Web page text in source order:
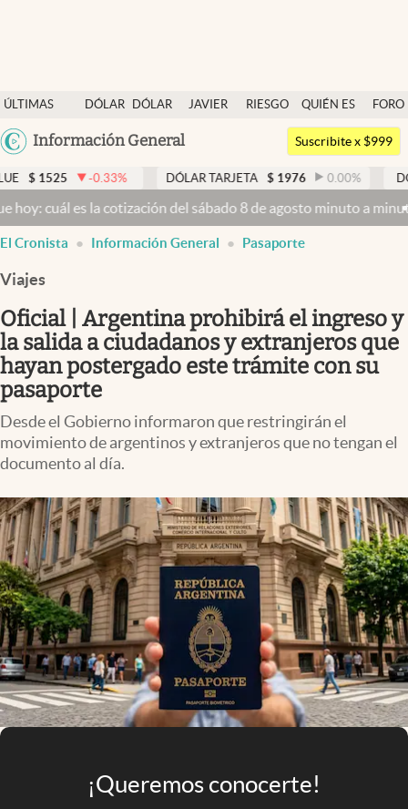
ÚLTIMAS
NOTICIAS
DÓLAR
DÓLAR
JAVIER
RIESGO
QUIÉN ES
QUIÉN
FORO
Argentina
México
Información General
Dólar
Members
Economía y Política
Finanzas y Mercados
Mercados Online
Negocios
Columnistas
Otras secciones
Apertura
Infotechnology
Clase
Mundial 2026
Eventos Corporativos
El Cronista Studio
Mediakit
abre en nueva pestaña
Argentina
Suscribite x $999
% DÓLAR TARJETA $ 1976 0.00 % DÓLAR MEP
cotización del sábado 8 de agosto minuto a minutoDólar hoy y
El Cronista Información General Pasaporte
Viajes
Oficial | Argentina prohibirá el ingreso y
la salida a ciudadanos y extranjeros que
hayan postergado este trámite con su
pasaporte
Desde el Gobierno informaron que restringirán el
movimiento de argentinos y extranjeros que no tengan el
documento al día.
¡Queremos conocerte!